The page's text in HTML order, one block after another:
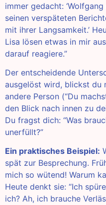
immer gedacht:
seinen verspäteten
mit ihrer Langsamkeit.’
Lisa lösen etwas in mir
darauf reagiere.”
Der entscheidende
ausgelöst wird, blickst du
andere Person (“Du
den Blick nach innen zu
Du fragst dich: “Was
unerfüllt?”
Ein praktisches Beispiel:
spät zur Besprechung.
mich so wütend! Warum
Heute denkt sie: “Ich
ich? Ah, ich brauche